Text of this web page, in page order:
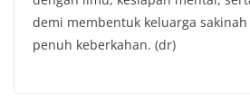
demi membentuk keluarga
penuh keberkahan. (dr)